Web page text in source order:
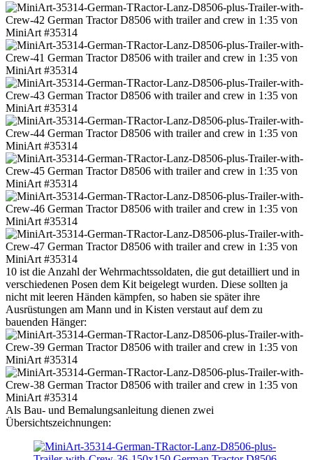
10 ist die Anzahl der Wehrmachtssoldaten, die gut detailliert und in
verschiedenen Posen dem Kit beigelegt wurden. Diese sollten ja
nicht mit leeren Händen kämpfen, so haben sie später ihre
Ausrüstungen am Mann und in Kisten verstaut auf dem zu
bauenden Hänger:
Als Bau- und Bemalungsanleitung dienen zwei
Übersichtszeichnungen: